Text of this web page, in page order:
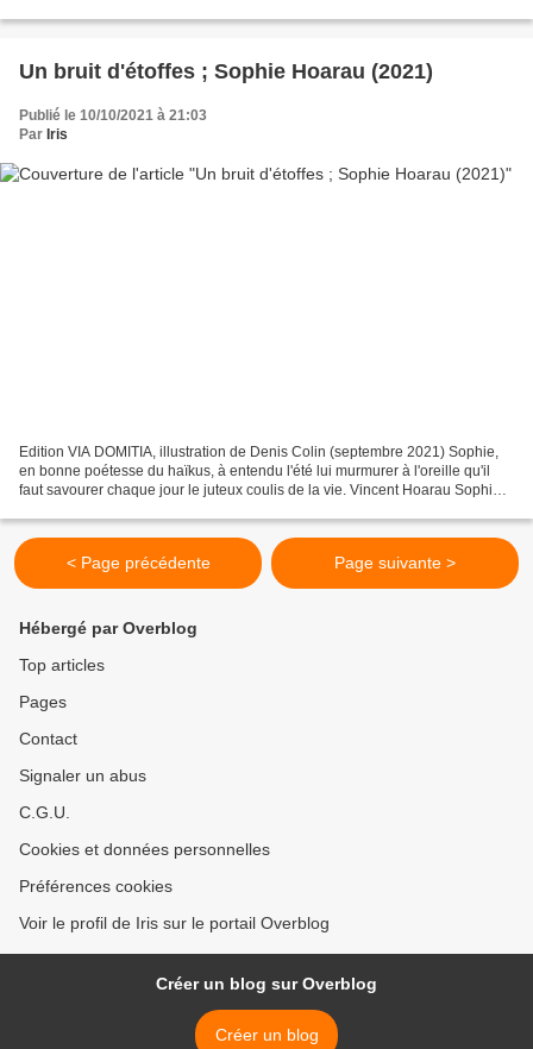
Un bruit d'étoffes ; Sophie Hoarau (2021)
Publié le 10/10/2021 à 21:03
Par Iris
Edition VIA DOMITIA, illustration de Denis Colin (septembre 2021) Sophie,
en bonne poétesse du haïkus, à entendu l'été lui murmurer à l'oreille qu'il
faut savourer chaque jour le juteux coulis de la vie. Vincent Hoarau Sophie
< Page précédente Page suivante >
Hébergé par Overblog
Top articles
Pages
Contact
Signaler un abus
C.G.U.
Cookies et données personnelles
Préférences cookies
Voir le profil de Iris sur le portail Overblog
Créer un blog sur Overblog
Créer un blog